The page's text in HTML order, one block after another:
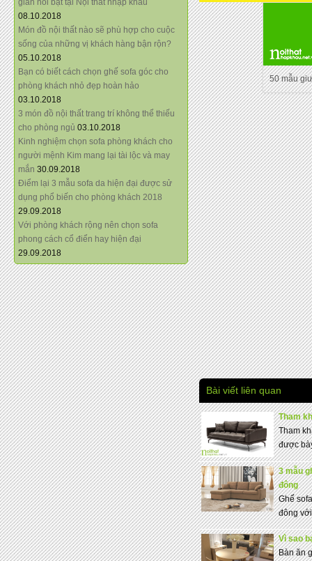
giãn nổi bật tại Nội thất nhập khẩu
08.10.2018
Món đồ nội thất nào sẽ phù hợp cho cuộc
sống của những vị khách hàng bận rộn?
05.10.2018
Bạn có biết cách chọn ghế sofa góc cho
phòng khách nhỏ đẹp hoàn hảo
03.10.2018
3 món đồ nội thất trang trí không thể thiếu
cho phòng ngủ 03.10.2018
Kinh nghiệm chọn sofa phòng khách cho
người mệnh Kim mang lại tài lộc và may
mắn 30.09.2018
Điểm lại 3 mẫu sofa da hiện đại được sử
dụng phổ biến cho phòng khách 2018
29.09.2018
Với phòng khách rộng nên chọn sofa
phong cách cổ điển hay hiện đại
29.09.2018
50 mẫu
Bài viết liên quan
Tham
Tham
được
3 mẫu
đông
Ghế
đông
Vì sao
Bàn ăn